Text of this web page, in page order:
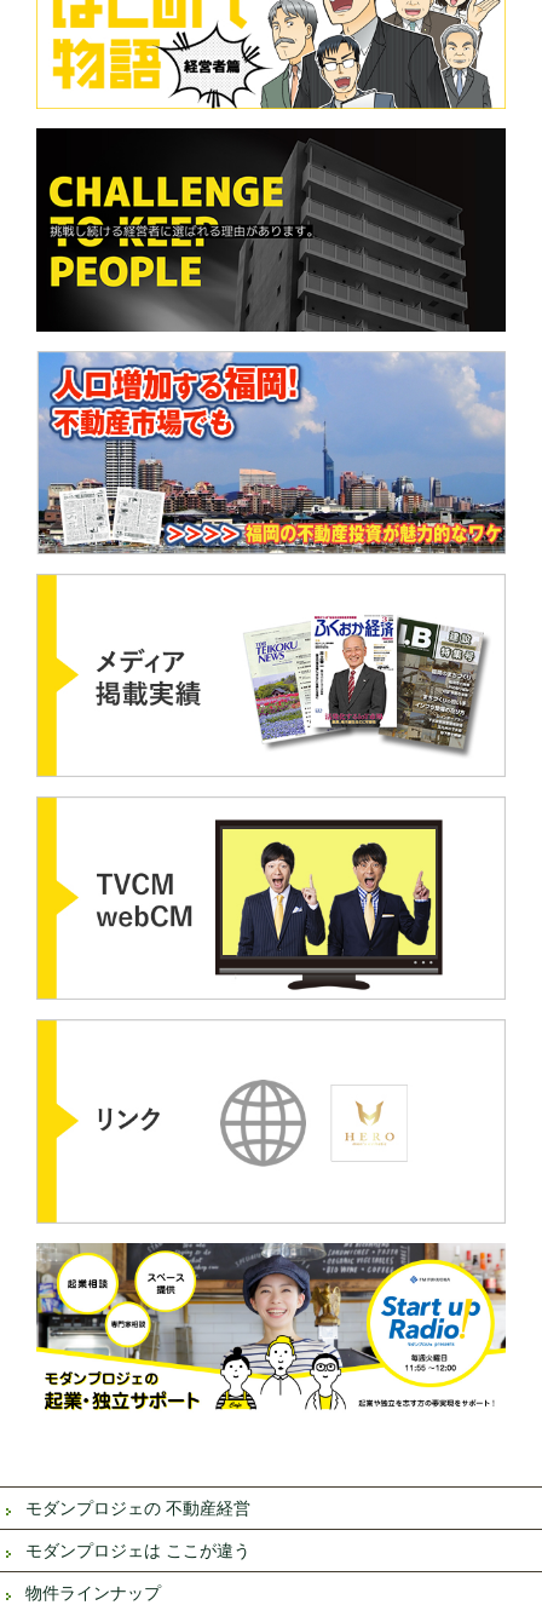
モダンプロジェの 不動産経営
モダンプロジェは ここが違う
物件ラインナップ